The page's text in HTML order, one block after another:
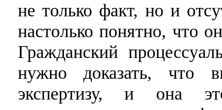
не только факт, но и
настолько понятно, что
Гражданский
нужно доказать, что
экспертизу, и она